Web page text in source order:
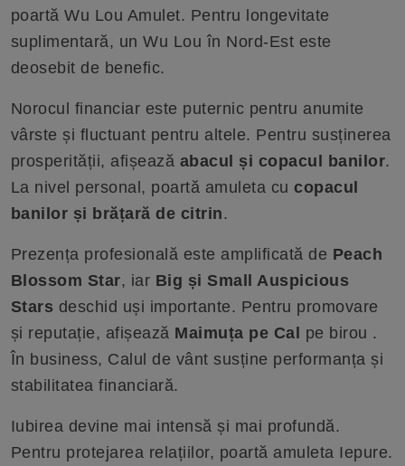
poartă Wu Lou Amulet. Pentru longevitate
suplimentară, un Wu Lou în Nord-Est este
deosebit de benefic.
Norocul financiar este puternic pentru anumite
vârste și fluctuant pentru altele. Pentru susținerea
prosperității, afișează abacul și copacul banilor.
La nivel personal, poartă amuleta cucopacul
banilor și brățară de citrin.
Prezența profesională este amplificată de Peach
Blossom Star, iar Big și Small Auspicious
Stars deschid uși importante. Pentru promovare
și reputație, afișează Maimuța pe Cal
pe birou .
În business, Calul de vânt susține performanța și
stabilitatea financiară.
Iubirea devine mai intensă și mai profundă.
Pentru protejarea relațiilor, poartă amuleta Iepure.